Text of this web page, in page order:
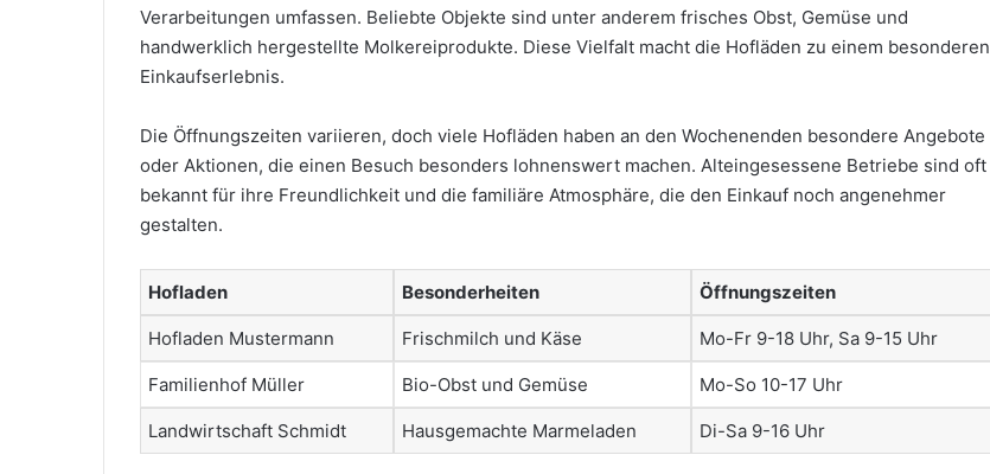
Verarbeitungen umfassen. Beliebte Objekte sind unter anderem frisches Obst, Gemüse und
handwerklich hergestellte Molkereiprodukte. Diese Vielfalt macht die Hofläden zu einem besonderen
Einkaufserlebnis.
Die Öffnungszeiten variieren, doch viele Hofläden haben an den Wochenenden besondere Angebote
oder Aktionen, die einen Besuch besonders lohnenswert machen. Alteingesessene Betriebe sind oft
bekannt für ihre Freundlichkeit und die familiäre Atmosphäre, die den Einkauf noch angenehmer
gestalten.
Hofladen Besonderheiten Öffnungszeiten
Hofladen Mustermann Frischmilch und Käse Mo-Fr 9-18 Uhr, Sa 9-15 Uhr
Familienhof Müller Bio-Obst und Gemüse Mo-So 10-17 Uhr
Landwirtschaft Schmidt Hausgemachte Marmeladen Di-Sa 9-16 Uhr